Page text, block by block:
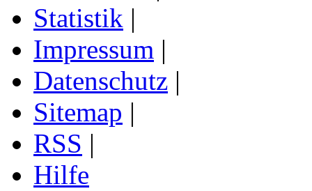
Statistik |
Impressum |
Datenschutz |
Sitemap |
RSS |
Hilfe